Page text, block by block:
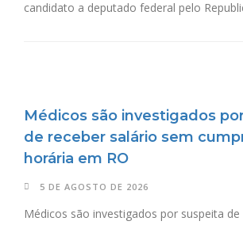
candidato a deputado federal pelo
Médicos são investigados
de receber salário sem
horária em RO
5 DE AGOSTO DE 2026
Médicos são investigados por suspeita